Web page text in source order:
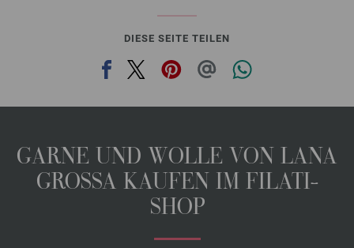
DIESE SEITE TEILEN
GARNE UND WOLLE VON LANA
GROSSA KAUFEN IM FILATI-
SHOP